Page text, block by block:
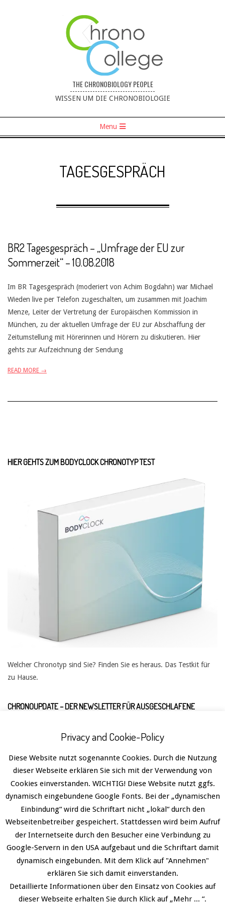
THE CHRONOBIOLOGY PEOPLE
----------------------------------
WISSEN UM DIE CHRONOBIOLOGIE
Menu
TAGESGESPRÄCH
BR2 Tagesgespräch – „Umfrage der EU zur
Sommerzeit“ – 10.08.2018
Im BR Tagesgespräch (moderiert von Achim Bogdahn) war Michael
Wieden live per Telefon zugeschalten, um zusammen mit Joachim
Menze, Leiter der Vertretung der Europäischen Kommission in
München, zu der aktuellen Umfrage der EU zur Abschaffung der
Zeitumstellung mit Hörerinnen und Hörern zu diskutieren. Hier
gehts zur Aufzeichnung der Sendung
READ MORE →
HIER GEHTS ZUM BODYCLOCK CHRONOTYP TEST
Welcher Chronotyp sind Sie? Finden Sie es heraus. Das Testkit für
zu Hause.
CHRONOUPDATE – DER NEWSLETTER FÜR AUSGESCHLAFENE
DatenschutzDesigned usingDivogue . Powered byWordPress
Privacy and Cookie-Policy
Diese Website nutzt sogenannte Cookies. Durch die Nutzung
dieser Webseite erklären Sie sich mit der Verwendung von
Cookies einverstanden. WICHTIG! Diese Website nutzt ggfs.
dynamisch eingebundene Google Fonts. Bei der „dynamischen
Einbindung“ wird die Schriftart nicht „lokal“ durch den
Webseitenbetreiber gespeichert. Stattdessen wird beim Aufruf
der Internetseite durch den Besucher eine Verbindung zu
Google-Servern in den USA aufgebaut und die Schriftart damit
dynamisch eingebunden. Mit dem Klick auf "Annehmen"
erklären Sie sich damit einverstanden.
Detaillierte Informationen über den Einsatz von Cookies auf
dieser Webseite erhalten Sie durch Klick auf „Mehr ... “.